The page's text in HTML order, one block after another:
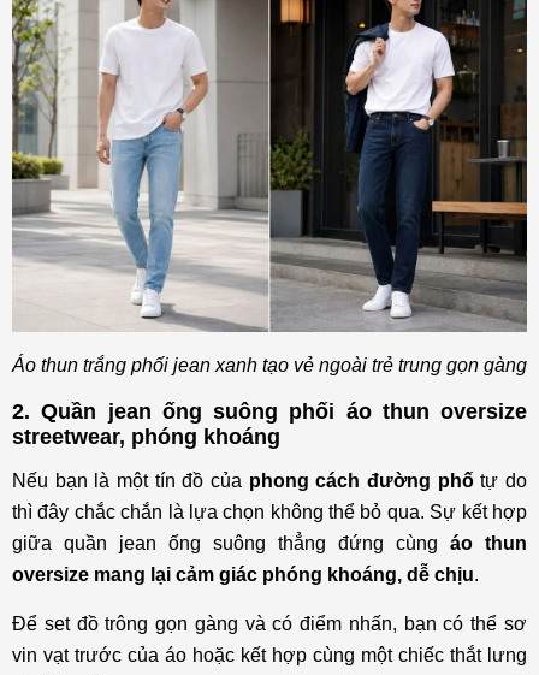
Áo thun trắng phối jean xanh tạo vẻ ngoài trẻ trung gọn gàng
2. Quần jean ống suông phối áo thun oversize
streetwear, phóng khoáng
Nếu bạn là một tín đồ của phong cách đường phốtự do
thì đây chắc chắn là lựa chọn không thể bỏ qua. Sự kết hợp
giữa quần jean ống suông thẳng đứng cùng áo thun
oversize mang lại cảm giác phóng khoáng, dễ chịu.
Để set đồ trông gọn gàng và có điểm nhấn, bạn có thể sơ
vin vạt trước của áo hoặc kết hợp cùng một chiếc thắt lưng